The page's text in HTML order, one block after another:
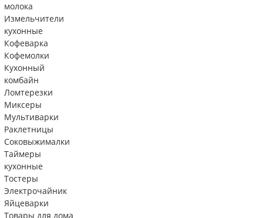
молока
Измельчители
кухонные
Кофеварка
Кофемолки
Кухонный
комбайн
Ломтерезки
Миксеры
Мультиварки
Раклетницы
Соковыжималки
Таймеры
кухонные
Тостеры
Электрочайник
Яйцеварки
Товары для дома